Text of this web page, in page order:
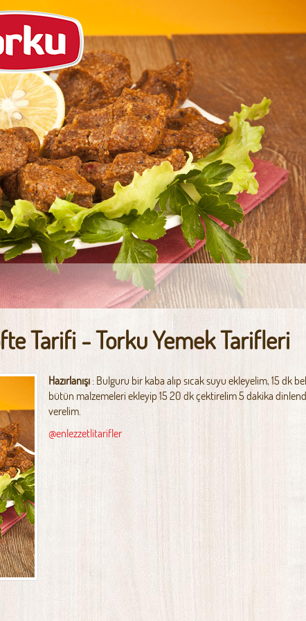
Tarifi - Torku Yemek Tarifleri
Hazırlanışı: Bulguru bir kaba alıp sıcak suyu ekleyelim, 15 dk
bütün malzemeleri ekleyip 15 20 dk çektirelim 5 dakika
verelim.
@enlezzetlitarifler